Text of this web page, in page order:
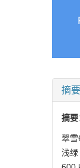
摘
摘要
翠
浅